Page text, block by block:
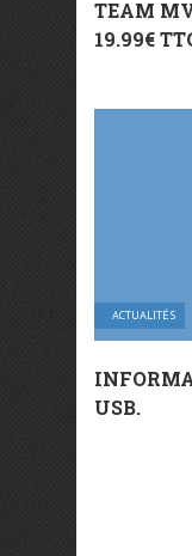
TEAM
19.99€
ACTUALITÉS
USB.